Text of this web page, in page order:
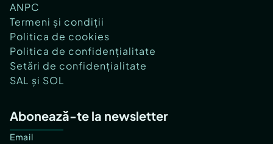
ANPC
Termeni și condiții
Politica de cookies
Politica de confidențialitate
Setări de confidențialitate
SAL și SOL
Abonează-te la newsletter
Email